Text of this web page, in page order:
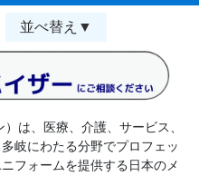
並べ替え
は、医療、介護、サービス、
岐にわたる分野でプロフェッ
フォームを提供する日本のメ